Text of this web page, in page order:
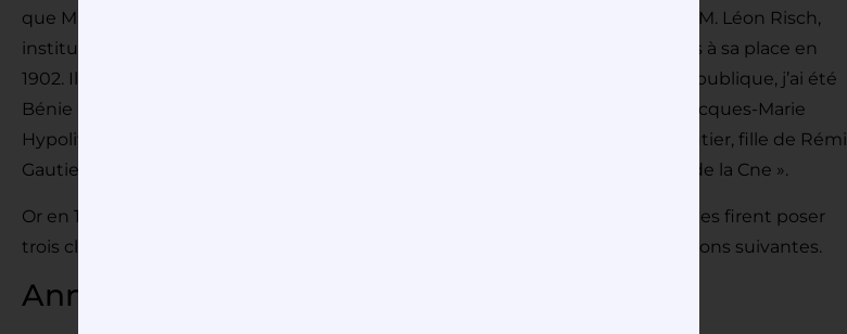
que M. de Croismard offrit fin 1793 une cloche nommée Marie Rozalie. Grâce à M. Léon Risch,
instituteur et secrétaire de mairie, nous savons que cette cloche était toujours à sa place en
1902. Il avait d’ailleurs relevé dessus l’inscription suivante : « L’an 1793, 2 de la république, j’ai été
Bénie par Pierre Lhermite, curé de St Hilarion, et nommée Marie Rozalie Par Jacques-Marie
Hypolite Croismard, Fils de Jacques René Croismard et Marguerite Rozalie Gautier, fille de Rémi
Gautier. T Buché, maire E. Goumand, J. Blanchard, Offrs Mpaux, et J. Couvé, Pr de la Cne ».
Or en 1909, le clocher de notre église devait être bien vide, puisque trois familles firent poser
trois cloches qui s’y trouvent toujours et sur lesquelles on peut lire les inscriptions suivantes.
Anne Marie Hilarion (Ø 870 mm)